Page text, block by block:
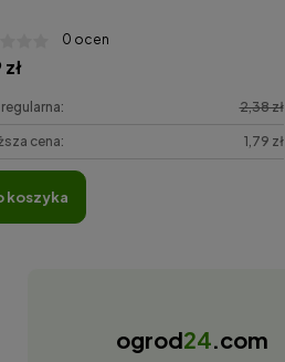
0 ocen
2,38 zł
cena: 1,79 zł
koszyka
ogrod24.com